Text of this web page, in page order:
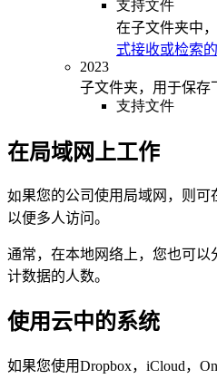
支持文件
在子文件夹中
式接收或检索
2023
子文件夹，用于保存
支持文件
在局域网上工作
如果您的公司使用局域网，则可
以便多人访问。
通常，在本地网络上，您也可
计数据的人数。
使用云中的系统
如果您使用Dropbox，iCloud，